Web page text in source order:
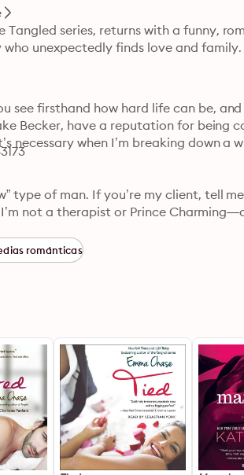
Tangled series, returns with a funny,
unexpectedly finds love and family.
see firsthand how hard life can be,
Becker, have a reputation for being
when I’m breaking down a
type of man. If you’re my client, tell
not a therapist or Prince
nephews came along and complicated
románticas